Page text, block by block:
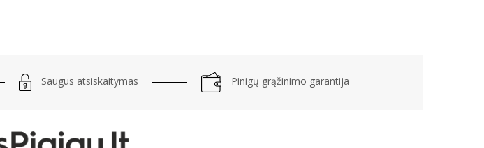
Saugus atsiskaitymas Pinigų grąžinimo garantija